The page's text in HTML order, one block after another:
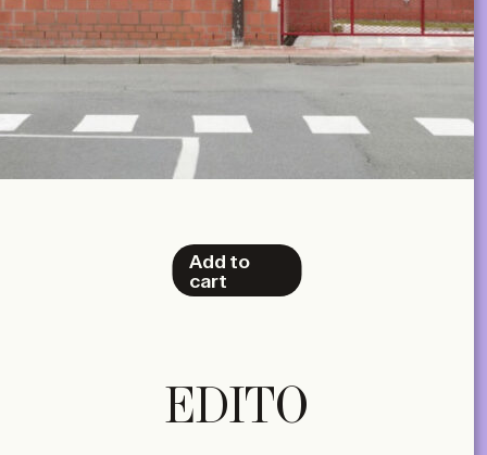
Add to
cart
EDITO